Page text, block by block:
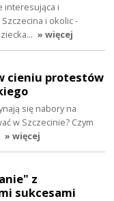
interesująca i
i okolic -
» więcej
cieniu protestów
się nabory na
w Szczecinie? Czym
» więcej
z
sukcesami